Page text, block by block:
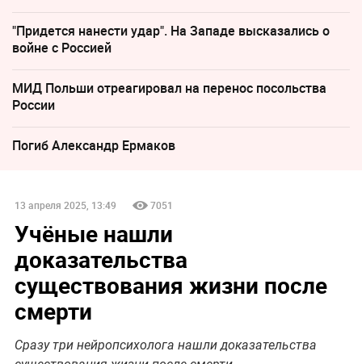
"Придется нанести удар". На Западе высказались о
войне с Россией
МИД Польши отреагировал на перенос посольства
России
Погиб Александр Ермаков
13 апреля 2025, 13:49 7051
Учёные нашли
доказательства
существования жизни после
смерти
Сразу три нейропсихолога нашли доказательства